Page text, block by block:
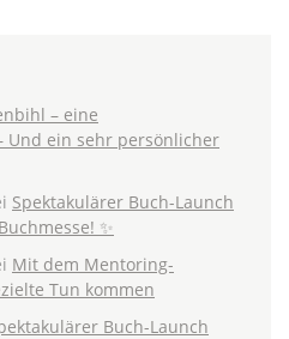
– eine
Und ein sehr persönlicher
Spektakulärer Buch-Launch
✨
Mit dem Mentoring-
Tun kommen
Buch-Launch